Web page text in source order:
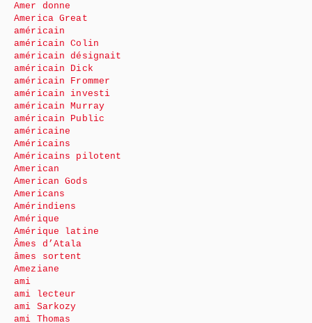
Amer donne
America Great
américain
américain Colin
américain désignait
américain Dick
américain Frommer
américain investi
américain Murray
américain Public
américaine
Américains
Américains pilotent
American
American Gods
Americans
Amérindiens
Amérique
Amérique latine
Âmes d’Atala
âmes sortent
Ameziane
ami
ami lecteur
ami Sarkozy
ami Thomas